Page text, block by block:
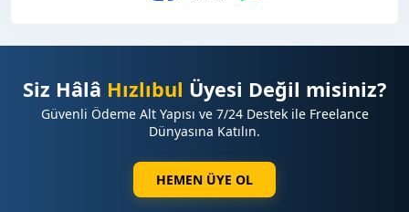
Siz Hâlâ Hızlıbul Üyesi Değil misiniz?
Güvenli Ödeme Alt Yapısı ve 7/24 Destek ile Freelance
Dünyasına Katılın.
HEMEN ÜYE OL